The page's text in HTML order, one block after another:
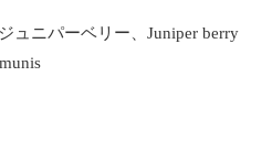
パーベリー、Juniper berry